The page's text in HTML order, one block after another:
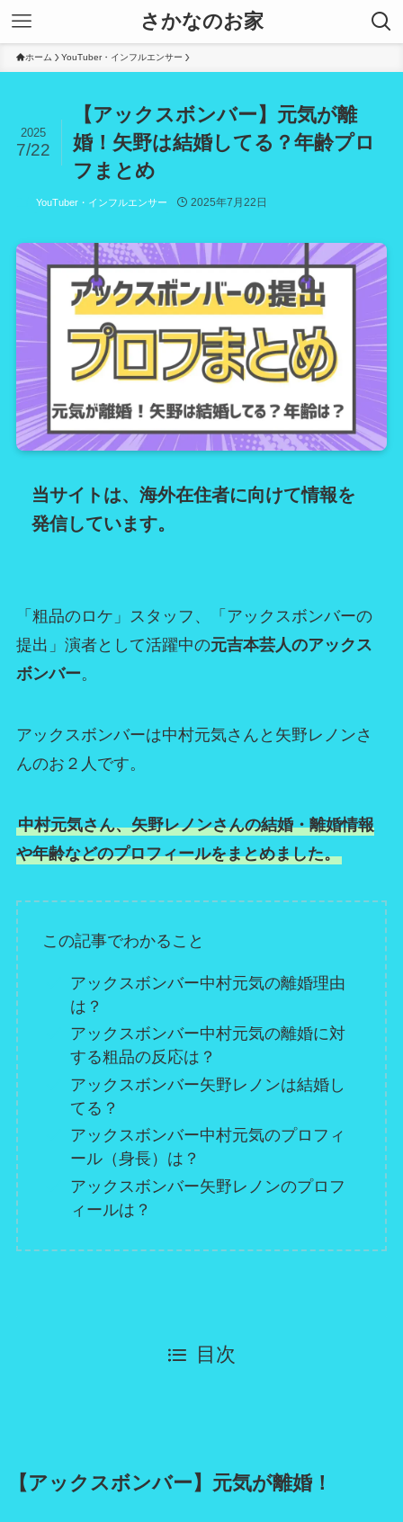
さかなのお家
ホーム YouTuber・インフルエンサー
【アックスボンバー】元気が離
婚！矢野は結婚してる？年齢プロ
フまとめ
2025
7/22
YouTuber・インフルエンサー 2025年7月22日
当サイトは、海外在住者に向けて情報を
発信しています。
「粗品のロケ」スタッフ、「アックスボンバーの
提出」演者として活躍中の元吉本芸人のアックス
ボンバー。
アックスボンバーは中村元気さんと矢野レノンさ
んのお２人です。
中村元気さん、矢野レノンさんの結婚・離婚情報
や年齢などのプロフィールをまとめました。
この記事でわかること
アックスボンバー中村元気の離婚理由
は？
アックスボンバー中村元気の離婚に対
する粗品の反応は？
アックスボンバー矢野レノンは結婚し
てる？
アックスボンバー中村元気のプロフィ
ール（身長）は？
アックスボンバー矢野レノンのプロフ
ィールは？
目次
【アックスボンバー】元気が離婚！